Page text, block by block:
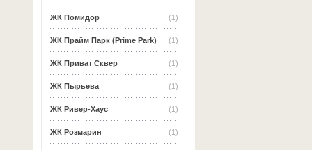
(1)
ЖК Помидор
(1)
ЖК Прайм Парк (Prime Park)
(1)
ЖК Приват Сквер
(1)
ЖК Пырьева
(1)
ЖК Ривер-Хаус
(1)
ЖК Розмарин